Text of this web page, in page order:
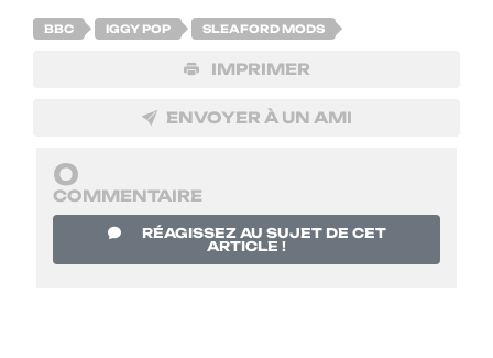
BBC IGGY POP SLEAFORD MODS
IMPRIMER
ENVOYER À UN AMI
0
COMMENTAIRE
RÉAGISSEZ AU SUJET DE CET
ARTICLE !